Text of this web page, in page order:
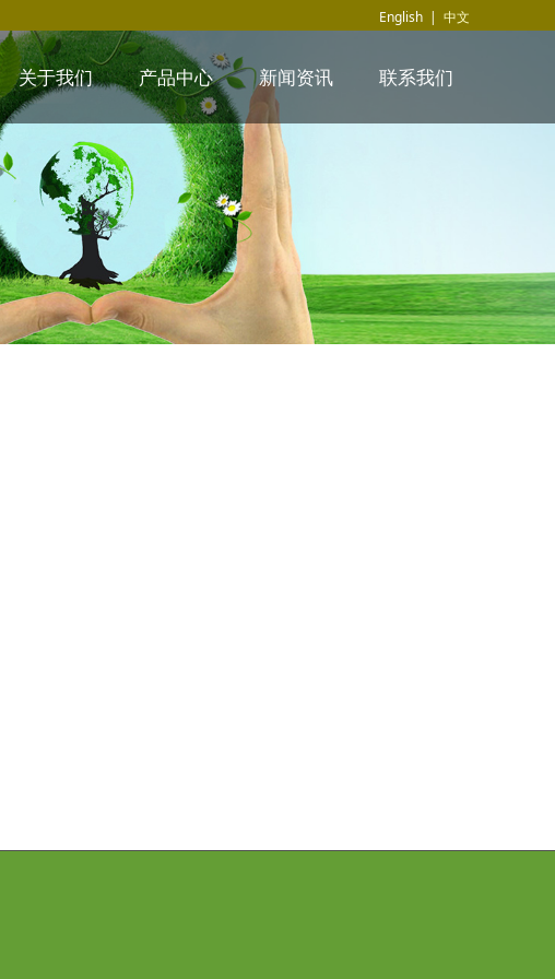
English | 中文
关于我们 产品中心 新闻资讯 联系我们